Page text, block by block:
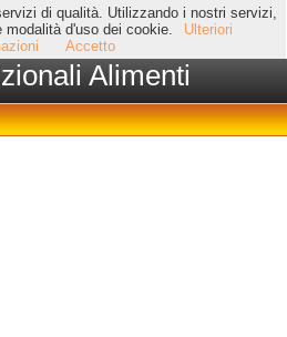
di qualità. Utilizzando i nostri servizi,
modalità d'uso dei cookie.
Ulteriori
Accetto
Alimenti